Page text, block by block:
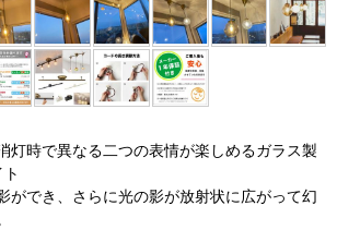
灯時で異なる二つの表情が楽しめるガラス製
ができ、さらに光の影が放射状に広がって幻